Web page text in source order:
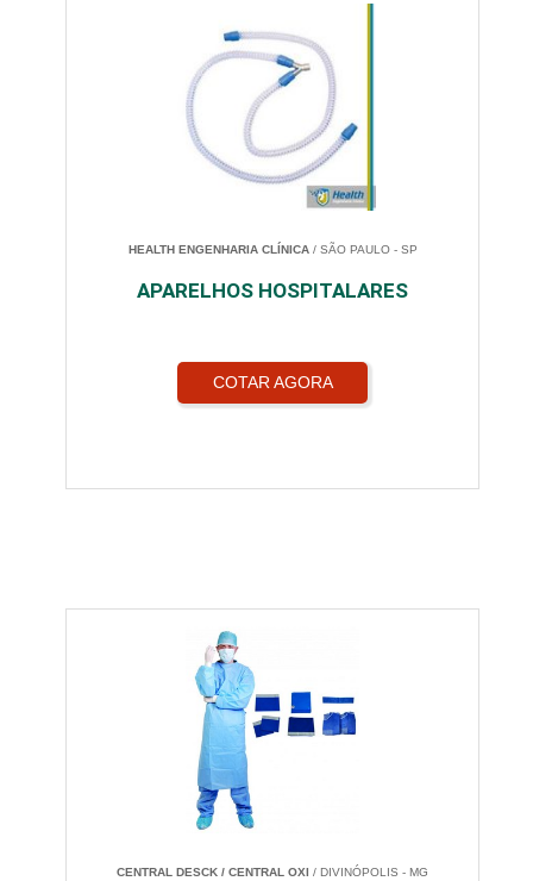
HEALTH ENGENHARIA CLÍNICA/ SÃO PAULO - SP
APARELHOS HOSPITALARES
COTAR AGORA
CENTRAL DESCK / CENTRAL OXI / DIVINÓPOLIS - MG